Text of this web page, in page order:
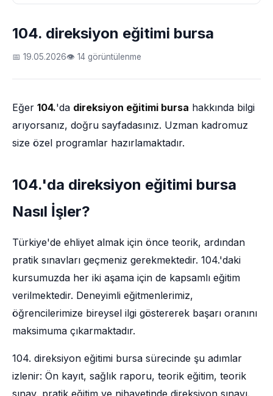
104. direksiyon eğitimi bursa
📅 19.05.2026👁 14 görüntülenme
Eğer 104.'da direksiyon eğitimi bursa hakkında bilgi
arıyorsanız, doğru sayfadasınız. Uzman kadromuz
size özel programlar hazırlamaktadır.
104.'da direksiyon eğitimi bursa
Nasıl İşler?
Türkiye'de ehliyet almak için önce teorik, ardından
pratik sınavları geçmeniz gerekmektedir. 104.'daki
kursumuzda her iki aşama için de kapsamlı eğitim
verilmektedir. Deneyimli eğitmenlerimiz,
öğrencilerimize bireysel ilgi göstererek başarı oranını
maksimuma çıkarmaktadır.
104. direksiyon eğitimi bursa sürecinde şu adımlar
izlenir: Ön kayıt, sağlık raporu, teorik eğitim, teorik
sınav, pratik eğitim ve nihayetinde direksiyon sınavı.